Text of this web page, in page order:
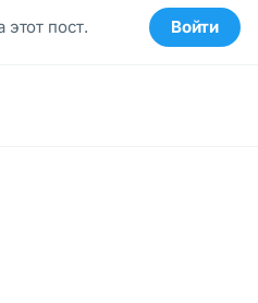
этот пост. Войти